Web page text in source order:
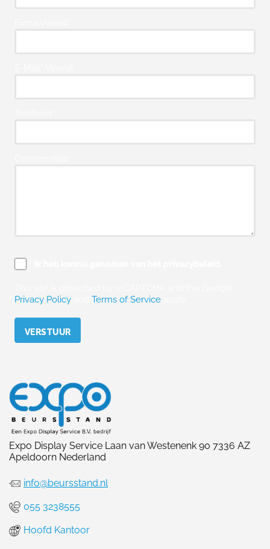
Privacy Policy
Terms of Service
Expo Display Service Laan van Westenenk 90 7336 AZ
Apeldoorn Nederland
info@beursstand.nl
055 3238555
Hoofd Kantoor